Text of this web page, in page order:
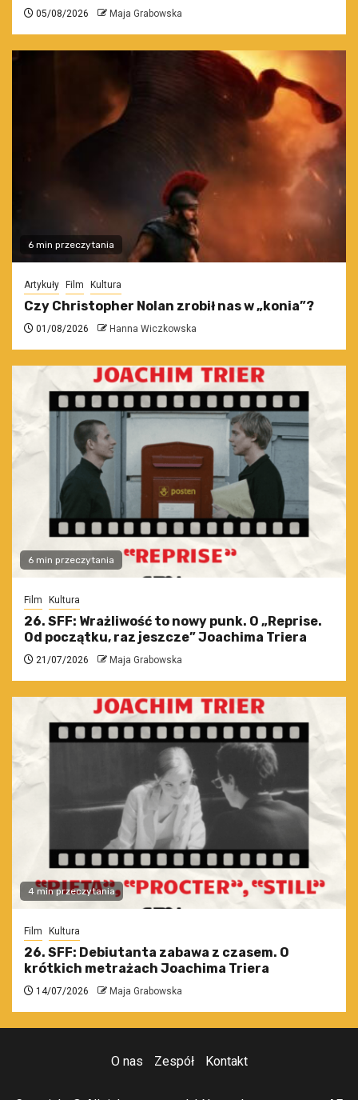
05/08/2026 Maja Grabowska
6 min przeczytania
Artykuły Film Kultura
Czy Christopher Nolan zrobił nas w „konia”?
01/08/2026 Hanna Wiczkowska
6 min przeczytania
Film Kultura
26. SFF: Wrażliwość to nowy punk. O „Reprise.
Od początku, raz jeszcze” Joachima Triera
21/07/2026 Maja Grabowska
4 min przeczytania
Film Kultura
26. SFF: Debiutanta zabawa z czasem. O
krótkich metrażach Joachima Triera
14/07/2026 Maja Grabowska
O nas Zespół Kontakt